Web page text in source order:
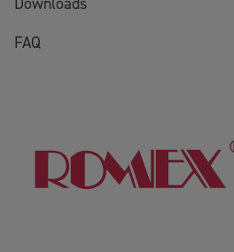
Downloads
FAQ